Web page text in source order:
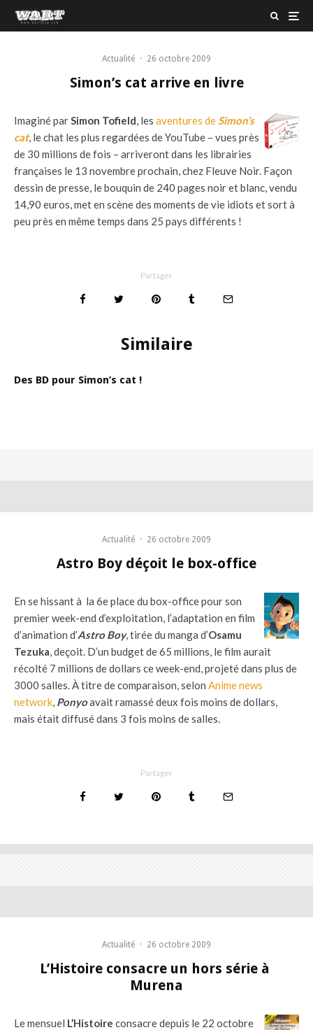
Actualité · 26 octobre 2009
Simon’s cat arrive en livre
Imaginé parSimon Tofield, les aventures deSimon’s
cat, le chat les plus regardées de YouTube – vues près
de 30 millions de fois – arriveront dans les librairies
françaises le 13 novembre prochain, chez Fleuve Noir. Façon
dessin de presse, le bouquin de 240 pages noir et blanc, vendu
14,90 euros, met en scène des moments de vie idiots et sort à
peu près en même temps dans 25 pays différents !
Partager
Similaire
Des BD pour Simon’s cat !
Actualité · 26 octobre 2009
Astro Boy déçoit le box-office
En se hissant à la 6e place du box-office pour son
premier week-end d’exploitation, l’adaptation en film
d’animation d’Astro Boy, tirée du manga d’Osamu
Tezuka, deçoit. D’un budget de 65 millions, le film aurait
récolté 7 millions de dollars ce week-end, projeté dans plus de
3000 salles. À titre de comparaison, selon Anime news
network, Ponyoavait ramassé deux fois moins de dollars,
mais était diffusé dans 3 fois moins de salles.
Partager
Actualité · 26 octobre 2009
L’Histoire consacre un hors série à
Murena
Le mensuel L’Histoire consacre depuis le 22 octobre